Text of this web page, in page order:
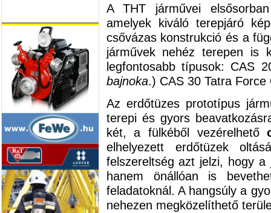
A THT járművei
amelyek kiváló terepjáró
csővázas konstrukció és a
járművek nehéz terepen is
legfontosabb típusok: CAS
bajnoka.) CAS 30 Tatra Force
Az erdőtüzes prototípus
terepi és gyors
két, a fülkéből vezérelhető
elhelyezett erdőtüzek
felszereltség azt jelzi, hogy
hanem önállóan is
feladatoknál. A hangsúly a
nehezen megközelíthető